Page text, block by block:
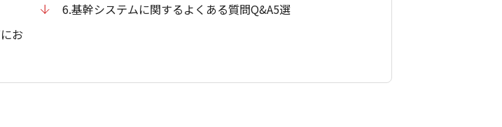
6.基幹システムに関するよくある質問Q&A5選
お